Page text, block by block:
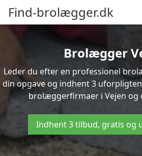
Find-brolægger.dk
Brolægger
Leder du efter en professionel
din opgave og indhent 3
brolæggerfirmaer i Vejen og
Indhent 3 tilbud, gratis og